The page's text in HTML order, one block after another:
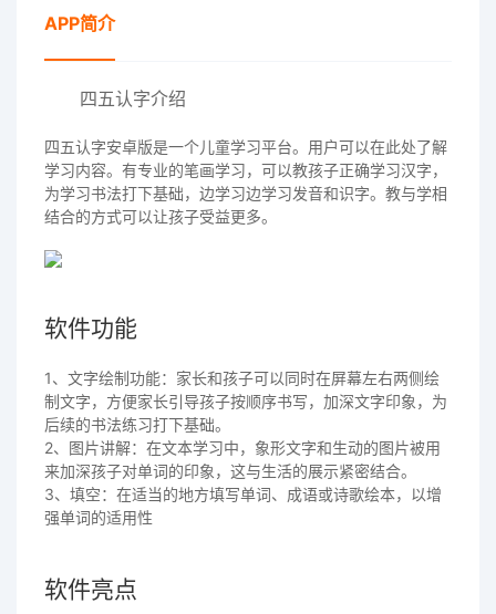
APP简介
四五认字介绍
四五认字安卓版是一个儿童学习平台。用户可以在此处了解
学习内容。有专业的笔画学习，可以教孩子正确学习汉字，
为学习书法打下基础，边学习边学习发音和识字。教与学相
结合的方式可以让孩子受益更多。
软件功能
1、文字绘制功能：家长和孩子可以同时在屏幕左右两侧绘
制文字，方便家长引导孩子按顺序书写，加深文字印象，为
后续的书法练习打下基础。
2、图片讲解：在文本学习中，象形文字和生动的图片被用
来加深孩子对单词的印象，这与生活的展示紧密结合。
3、填空：在适当的地方填写单词、成语或诗歌绘本，以增
强单词的适用性
软件亮点